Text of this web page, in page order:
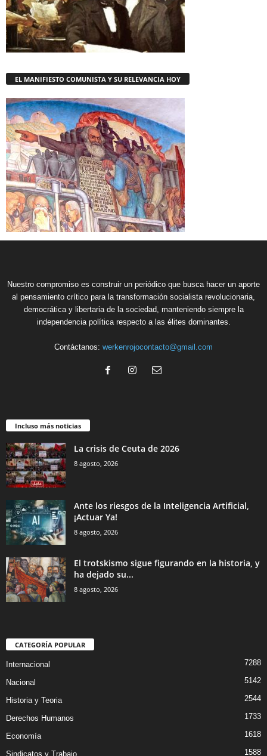
EL MANIFIESTO COMUNISTA Y SU RELEVANCIA HOY
Nuestro compromiso es construir un periódico que busca hacer un aporte
al pensamiento crítico para la transformación socialista revolucionaria,
democrática y libertaria de la sociedad, manteniendo siempre la
independencia política respecto a las élites dominantes.
Contáctanos: werkenrojocontacto@gmail.com
Incluso más noticias
La crisis de Ceuta de 2026
8 agosto, 2026
Ante los riesgos de la Inteligencia Artificial,
¡Actuar Ya!
8 agosto, 2026
El trotskismo sigue figurando en la historia, y
ha dejado su...
8 agosto, 2026
CATEGORÍA POPULAR
Internacional 7288
Nacional 5142
Historia y Teoria 2544
Derechos Humanos 1733
Economía 1618
Sindicatos y Trabajo 1588